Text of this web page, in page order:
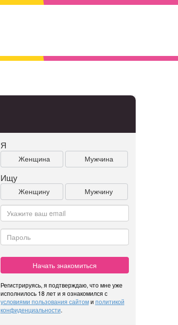
Я
Женщина Мужчина
Ищу
Женщину Мужчину
Начать знакомиться
Регистрируясь, я подтверждаю, что мне уже
исполнилось 18 лет и я ознакомился с
условиями пользования сайтоми политикой
конфиденциальности.